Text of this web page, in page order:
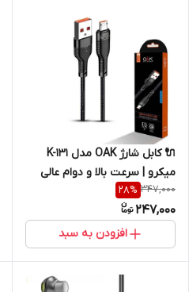
🔌 کابل شارژ OAK مدل K-131
میکرو | سرعت بالا و دوام عالی
347,000
28%
247,000
افزودن به سبد